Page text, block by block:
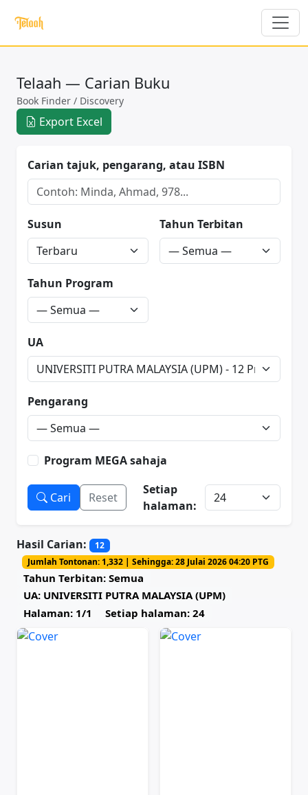
Telaah — Carian Buku
Book Finder / Discovery
Export Excel
Carian tajuk, pengarang, atau ISBN
Susun Tahun Terbitan
Tahun Program
UA
Pengarang
Program MEGA sahaja
Cari Reset
Setiap
halaman:
Hasil Carian:
12
Jumlah Tontonan: 1,332 | Sehingga: 28 Julai 2026 04:20 PTG
Tahun Terbitan: Semua
UA: UNIVERSITI PUTRA MALAYSIA (UPM)
Halaman: 1/1
Setiap halaman: 24